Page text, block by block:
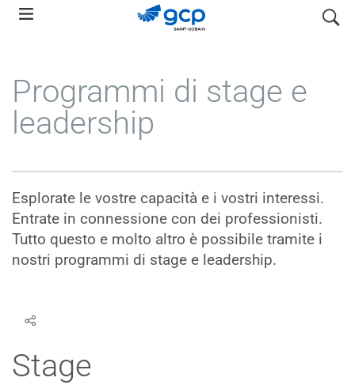
Skip
search
Programmi di stage e
leadership
Esplorate le vostre capacità e i vostri interessi.
Entrate in connessione con dei professionisti.
Tutto questo e molto altro è possibile tramite i
nostri programmi di stage e leadership.
Stage